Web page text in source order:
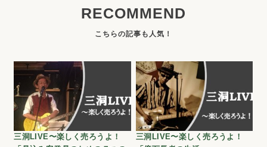
RECOMMEND
三洞LIVE〜楽しく売ろうよ！
三洞LIVE〜楽しく売ろうよ！